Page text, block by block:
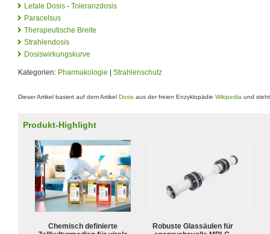
Letale Dosis - Toleranzdosis
Paracelsus
Therapeutische Breite
Strahlendosis
Dosiswirkungskurve
Kategorien: Pharmakologie Strahlenschutz
Dieser Artikel basiert auf dem Artikel Dosis aus der freien Enzyklopädie Wikipedia und
Produkt-Highlight
Chemisch definierte
Robuste Glassäulen für